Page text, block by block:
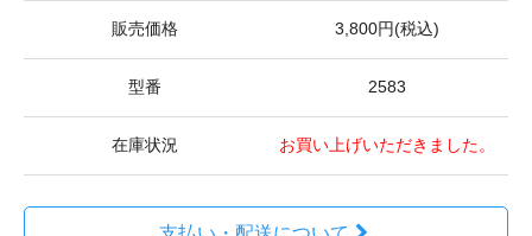
販売価格 3,800円(税込)
型番 2583
在庫状況 お買い上げいただきました。